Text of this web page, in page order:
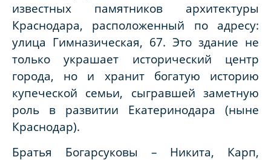
известных памятников архитектуры
Краснодара, расположенный по адресу:
улица Гимназическая, 67. Это здание не
только украшает исторический центр
города, но и хранит богатую историю
купеческой семьи, сыгравшей заметную
роль в развитии Екатеринодара (ныне
Краснодар).
Братья Богарсуковы – Никита, Карп,